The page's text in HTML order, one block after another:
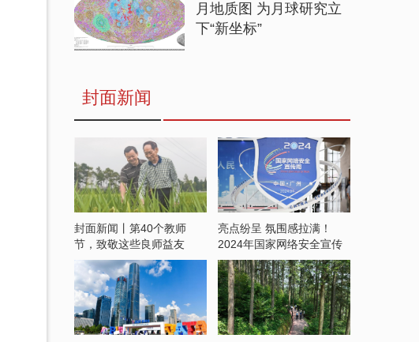
月地质图 为月球研究立
下“新坐标”
封面新闻
封面新闻丨第40个教师
节，致敬这些良师益友
亮点纷呈 氛围感拉满！
2024年国家网络安全宣传
周开启